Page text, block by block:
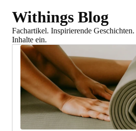
Withings Blog
Fachartikel. Inspirierende
Inhalte ein.